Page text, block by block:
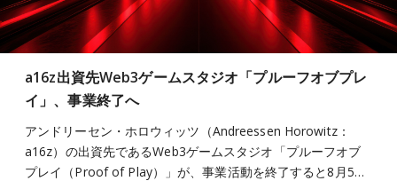
a16z出資先Web3ゲームスタジオ「プルーフオブプレ
イ」、事業終了へ
アンドリーセン・ホロウィッツ（Andreessen Horowitz：
a16z）の出資先であるWeb3ゲームスタジオ「プルーフオブ
プレイ（Proof of Play）」が、事業活動を終了すると8月5…